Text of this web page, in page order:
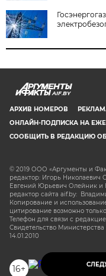
AIF.BY
АРХИВ НОМЕРОВ
ОНЛАЙН-ПОДПИСКА НА
СООБЩИТЬ В РЕДАКЦИЮ
© 2019 ООО «Аргументы и
редактор: Игорь Николаевич
Евгений Юрьевич Олейник и
редактор сайта aif.by:
Копирование и
цитирование возможно
Телефон для связи с
Свидетельство
14.01.2010
16+